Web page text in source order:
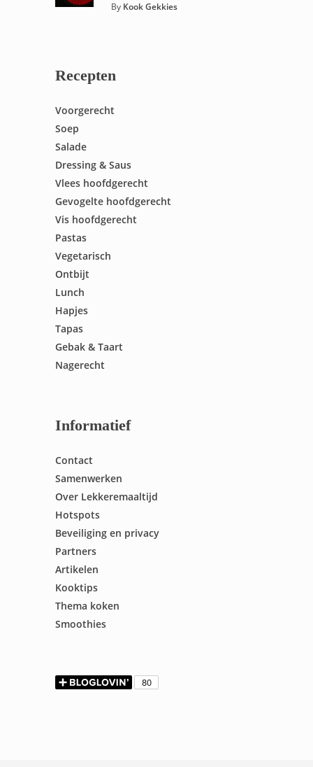
By Kook Gekkies
Recepten
Voorgerecht
Soep
Salade
Dressing & Saus
Vlees hoofdgerecht
Gevogelte hoofdgerecht
Vis hoofdgerecht
Pastas
Vegetarisch
Ontbijt
Lunch
Hapjes
Tapas
Gebak & Taart
Nagerecht
Informatief
Contact
Samenwerken
Over Lekkeremaaltijd
Hotspots
Beveiliging en privacy
Partners
Artikelen
Kooktips
Thema koken
Smoothies